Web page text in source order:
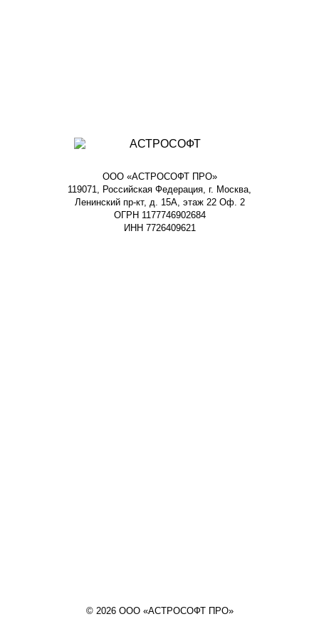
ООО «АСТРОСОФТ ПРО»
119071, Российская Федерация, г. Москва,
Ленинский пр-кт, д. 15А, этаж 22 Оф. 2
ОГРН 1177746902684
ИНН 7726409621
© 2026 ООО «АСТРОСОФТ ПРО»